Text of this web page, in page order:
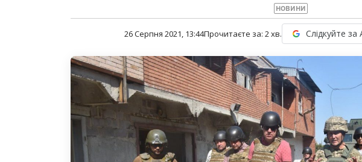
НОВИНИ
26 Серпня 2021, 13:44Прочитаєте за: 2хв. Слідкуйте